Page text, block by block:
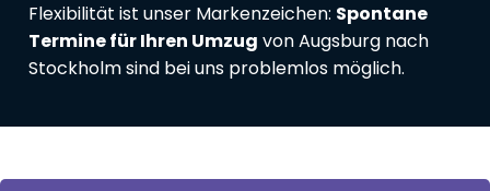
Flexibilität ist unser Markenzeichen: Spontane
Termine für Ihren Umzug von Augsburg nach
Stockholm sind bei uns problemlos möglich.